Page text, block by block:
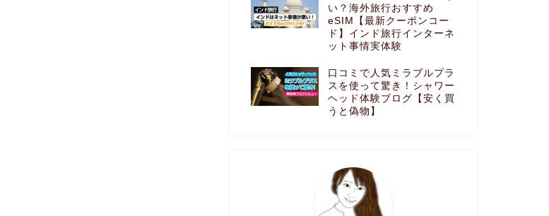
い？海外旅行おすすめ
eSIM【最新クーポンコー
ド】インド旅行インターネ
ット事情実体験
口コミで人気ミラブルプラ
スを使って驚き！シャワー
ヘッド体験ブログ【安く買
うと偽物】